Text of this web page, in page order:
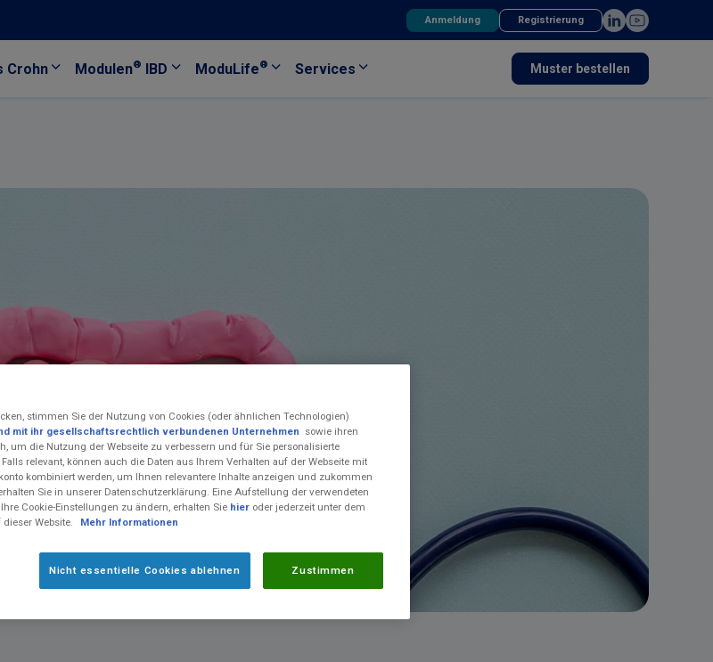
Anmeldung Registrierung
Crohn Modulen® IBD ModuLife® Services Muster bestellen
stimmen Sie der Nutzung von Cookies (oder ähnlichen Technologien)
mit ihr gesellschaftsrechtlich verbundenen Unternehmen sowie ihren
um die Nutzung der Webseite zu verbessern und für Sie personalisierte
relevant, können auch die Daten aus Ihrem Verhalten auf der Webseite mit
kombiniert werden, um Ihnen relevantere Inhalte anzeigen und zukommen
Sie in unserer Datenschutzerklärung. Eine Aufstellung der verwendeten
Cookie-Einstellungen zu ändern, erhalten Sie hier oder jederzeit unter dem
Website.
Mehr Informationen
Nicht essentielle Cookies ablehnen Zustimmen